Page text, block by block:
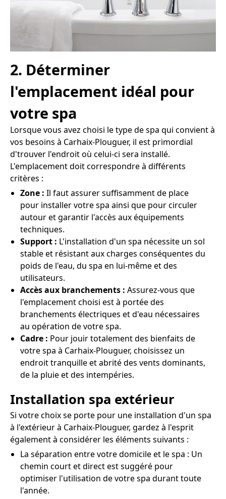
2. Déterminer
l'emplacement idéal pour
votre spa
Lorsque vous avez choisi le type de spa qui convient à
vos besoins à Carhaix-Plouguer, il est primordial
d'trouver l'endroit où celui-ci sera installé.
L'emplacement doit correspondre à différents
critères :
Zone : Il faut assurer suffisamment de place
pour installer votre spa ainsi que pour circuler
autour et garantir l'accès aux équipements
techniques.
Support : L'installation d'un spa nécessite un sol
stable et résistant aux charges conséquentes du
poids de l'eau, du spa en lui-même et des
utilisateurs.
Accès aux branchements : Assurez-vous que
l'emplacement choisi est à portée des
branchements électriques et d'eau nécessaires
au opération de votre spa.
Cadre : Pour jouir totalement des bienfaits de
votre spa à Carhaix-Plouguer, choisissez un
endroit tranquille et abrité des vents dominants,
de la pluie et des intempéries.
Installation spa extérieur
Si votre choix se porte pour une installation d'un spa
à l'extérieur à Carhaix-Plouguer, gardez à l'esprit
également à considérer les éléments suivants :
La séparation entre votre domicile et le spa : Un
chemin court et direct est suggéré pour
optimiser l'utilisation de votre spa durant toute
l'année.